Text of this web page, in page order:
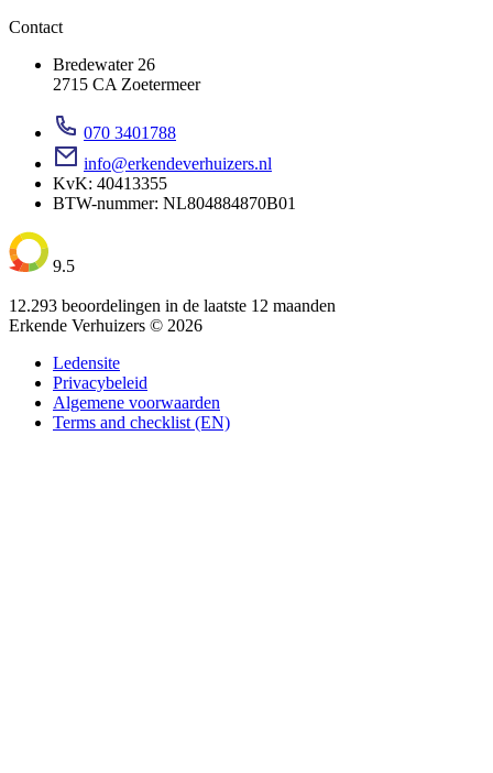
Contact
Bredewater 26
2715 CA Zoetermeer
070 3401788
info@erkendeverhuizers.nl
KvK: 40413355
BTW-nummer: NL804884870B01
9.5
12.293 beoordelingen in de laatste 12 maanden
Erkende Verhuizers © 2026
Ledensite
Privacybeleid
Algemene voorwaarden
Terms and checklist (EN)